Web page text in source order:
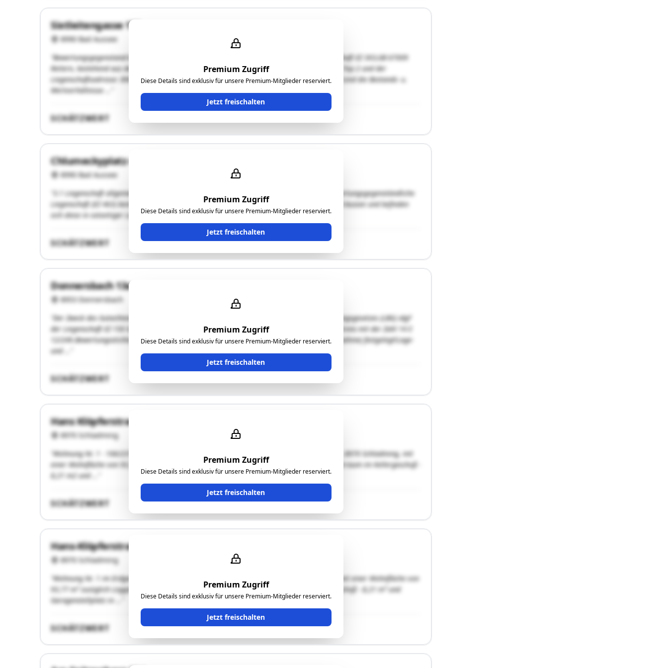
Premium Zugriff
Diese Details sind exklusiv für unsere Premium-Mitglieder reserviert.
Jetzt freischalten
Sixtleitengasse 158
8990 Bad Aussee
"Bewertungsgegenstand:Gegenstand der Bewertung sind die 123/345 Anteile an der Liegenschaft EZ 303,GB 67009
Reitern, bestehend aus dem Grundstück Nr. 658/2 verbunden mit demWohnungseigentum an Top 2 und der
Liegenschaftsadresse: 8900 Bad Aussee,Sixtleitengasse 158. Bewertungsstichtag: Maßgebend sind die Bestands- u.
Wertverhältnisse …"
SCHÄTZWERT
Premium Zugriff
Diese Details sind exklusiv für unsere Premium-Mitglieder reserviert.
Jetzt freischalten
Chlumeckyplatz 43/1
8990 Bad Aussee
"3.1 Liegenschaft allgemein - Lagebeschreibung3.1.1 Liegenschaft allgemein (EZ 463)Die bewertungsgegenständliche
Liegenschaft (EZ 463) beinhaltet die Grundstücke. Bfl. 130/1 und Bfl. 131 in der KG 67002 Bad Aussee und befinden
sich diese in ostseitiger Lage zum Chlumeckyplatz im Ortszentrum von Bad …"
SCHÄTZWERT
Premium Zugriff
Diese Details sind exklusiv für unsere Premium-Mitglieder reserviert.
Jetzt freischalten
Donnersbach 13a
8953 Donnersbach
"Der Zweck des Gutachtens ist die Verkehrswertermittlung im Sinne des Liegenschaftsbewertungsgesetzes (LBG) idgF
der Liegenschaft EZ 150 GB 67303 Donnersbach, im Rahmen des Zwangsversteigerungsverfahrens mit der Zahl 14 E
12/24h.Bewertungsstichtag: Als Bewertungsstichtag wird der 15.07.2024 (Tag der Befundaufnahme) festgelegt!Lage-
und …"
SCHÄTZWERT
Premium Zugriff
Diese Details sind exklusiv für unsere Premium-Mitglieder reserviert.
Jetzt freischalten
Hans Klöpferstrasse 658/659
8970 Schladming
"Wohnung Nr. 1 - 106/2372 Anteile - im Erdgeschoss des Hauses Hans-Klöpferstraße 658/659, 8970 Schladming, mit
einer Wohnfläche von 93,77 m² zuzüglich Loggia 1 - 5,47 m2, Loggia 2 - 21,41 m2 samt Lagerraum im Kellergeschoß -
8,21 m2 und …"
SCHÄTZWERT
Premium Zugriff
Diese Details sind exklusiv für unsere Premium-Mitglieder reserviert.
Jetzt freischalten
Hans-Klöpferstraße 658/659
8970 Schladming
"Wohnung Nr. 1 im Erdgeschoss des Hauses Hans-Klöpferstraße 658/659, 8970 Schladming, mit einer Wohnfläche von
93,77 m² zuzüglich Loggia 1 - 5,47 m² und Loggia 2 - 21,41 m² samt Lagerraum im Kellergeschoß - 8,21 m² und
Garagenstellplatz in …"
SCHÄTZWERT